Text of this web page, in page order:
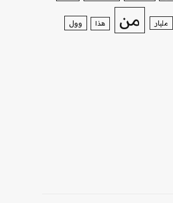
مليار من هذا وول